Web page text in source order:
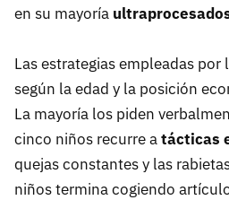
en su mayoría
Las estrategias empleadas por
según la edad y la posición
La mayoría los piden
cinco niños recurre atácticas
quejas constantes y las
niños termina cogiendo